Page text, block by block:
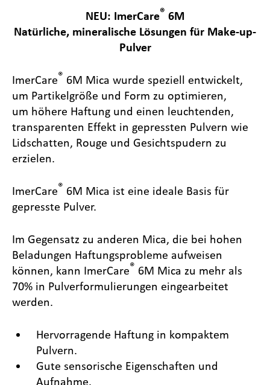
NEU: ImerCare® 6M
Natürliche, mineralische Lösungen für Make-up-
Pulver
ImerCare® 6M Mica wurde speziell entwickelt,
um Partikelgröße und Form zu optimieren,
um höhere Haftung und einen leuchtenden,
transparenten Effekt in gepressten Pulvern wie
Lidschatten, Rouge und Gesichtspudern zu
erzielen.
ImerCare® 6M Mica ist eine ideale Basis für
gepresste Pulver.
Im Gegensatz zu anderen Mica, die bei hohen
Beladungen Haftungsprobleme aufweisen
können, kann ImerCare® 6M Mica zu mehr als
70% in Pulverformulierungen eingearbeitet
werden.
Hervorragende Haftung in kompaktem
Pulvern.
Gute sensorische Eigenschaften und
Aufnahme.